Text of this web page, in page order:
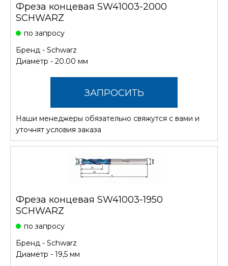
Фреза концевая SW41003-2000
SCHWARZ
по запросу
Бренд - Schwarz
Диаметр - 20.00 мм
ЗАПРОСИТЬ
СТОИМОСТЬ
Наши менеджеры обязательно свяжутся с вами и
уточнят условия заказа
Фреза концевая SW41003-1950
SCHWARZ
по запросу
Бренд - Schwarz
Диаметр - 19,5 мм